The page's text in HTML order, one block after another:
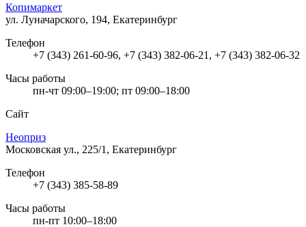
Копимаркет
ул. Луначарского, 194, Екатеринбург
Телефон
+7 (343) 261-60-96, +7 (343) 382-06-21, +7 (343) 382-06-32
Часы работы
пн-чт 09:00–19:00; пт 09:00–18:00
Сайт
Неоприз
Московская ул., 225/1, Екатеринбург
Телефон
+7 (343) 385-58-89
Часы работы
пн-пт 10:00–18:00